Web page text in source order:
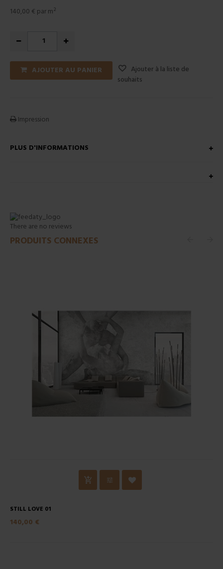
140,00 € par m²
AJOUTER AU PANIER
Ajouter à la liste de
souhaits
Impression
PLUS D'INFORMATIONS
There are no reviews
PRODUITS CONNEXES
STILL LOVE 01
140,00 €